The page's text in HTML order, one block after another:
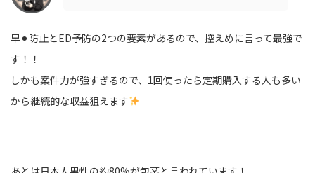
早⚫︎防止とED予防の2つの要素があるので、控えめに言って最強で
す！！
しかも案件力が強すぎるので、1回使ったら定期購入する人も多い
から継続的な収益狙えます